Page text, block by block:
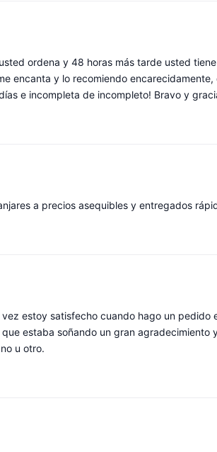
ordena y 48 horas más tarde usted
encanta y lo recomiendo
e incompleta de incompleto! Bravo y
a precios asequibles y entregados
estoy satisfecho cuando hago un pedido
estaba soñando un gran agradecimiento
u otro.